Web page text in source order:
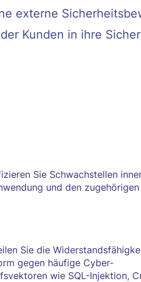
externe
Kunden in ihre
Sie Schwachstellen
und den zugehörigen
Sie die
gegen häufige Cyber-
wie SQL-Injektion,